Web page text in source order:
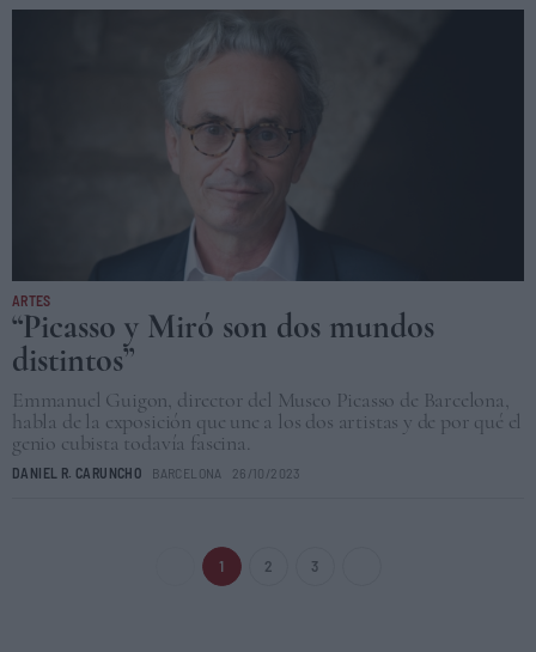
ARTES
“Picasso y Miró son dos mundos
distintos”
Emmanuel Guigon, director del Museo Picasso de Barcelona,
habla de la exposición que une a los dos artistas y de por qué el
genio cubista todavía fascina.
DANIEL R. CARUNCHO BARCELONA 26/10/2023
1 2 3